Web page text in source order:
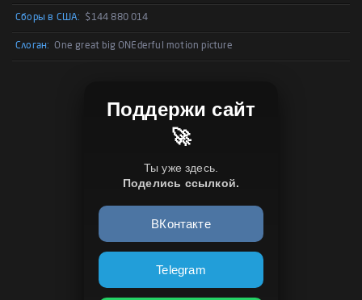
Сборы в США: $144 880 014
Слоган: One great big ONEderful motion picture
Поддержи сайт
🚀
Ты уже здесь.
Поделись ссылкой.
ВКонтакте
Telegram